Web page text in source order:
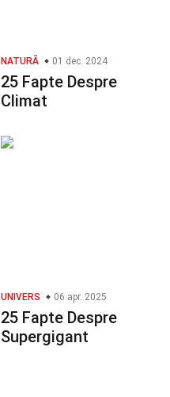
NATURĂ 01 dec. 2024
25 Fapte Despre
Climat
UNIVERS 06 apr. 2025
25 Fapte Despre
Supergigant